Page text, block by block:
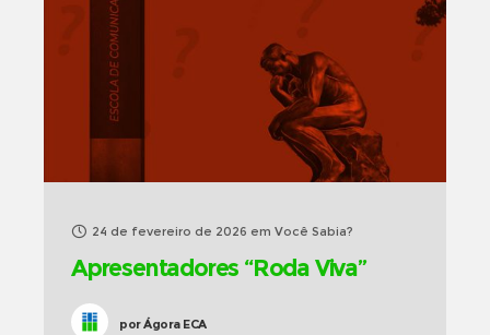
24 de fevereiro de 2026 em Você Sabia?
Apresentadores “Roda Viva”
porÁgora ECA